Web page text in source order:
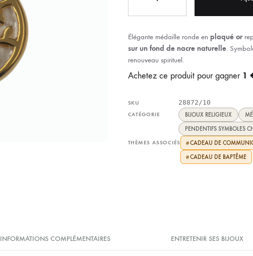
JONCS
COLLIER
Élégante médaille ronde en plaqué or
sur un fond de nacre naturelle.
renouveau spirituel.
Achetez ce produit pour gagner 1
SKU 28872/10
CATÉGORIE BIJOUX RELIGIEUX
PENDENTIFS SYMBOLES
THÈMES ASSOCIÉS #CADEAU DE
#CADEAU DE BAPTÊME
INFORMATIONS COMPLÉMENTAIRES ENTRETENIR SES BIJOUX